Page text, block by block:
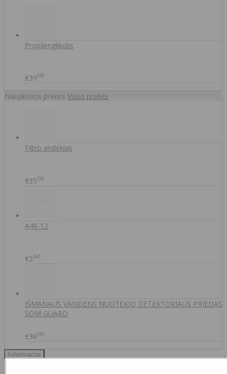
Propilenglikolis
€3900
Naujausios prekės Visos prekės
Filtro andėklas
€3500
A46-12
€290
IŠMANAUS VANDENS NUOTĖKIO DETEKTORIAUS PRIEDAS
SOM GUARD
€3600
Informacija